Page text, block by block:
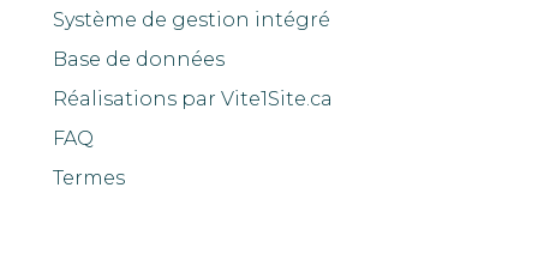
Système de gestion intégré
Base de données
Réalisations par Vite1Site.ca
FAQ
Termes